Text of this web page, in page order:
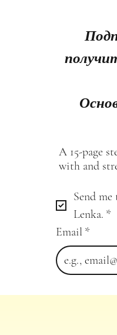
A 15-page
with and
Send
Lenka. *
Email *